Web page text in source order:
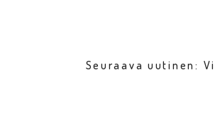
Seuraava uutinen: